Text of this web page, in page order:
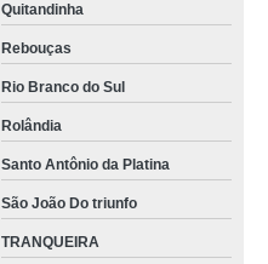
Quitandinha
Rebouças
Rio Branco do Sul
Rolândia
Santo Antônio da Platina
São João Do triunfo
TRANQUEIRA